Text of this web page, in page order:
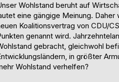
Wohlstand beruht auf
eine gängige Meinung.
Koalitionsvertrag von CDU/
genannt wird.
gebracht, gleichwohl
in größter
Wohlstand verhelfen?